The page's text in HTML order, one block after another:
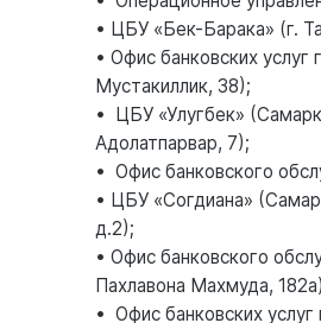
• ЦБУ «Бек-Барака» (г.
• Офис банковских
Мустакиллик, 38);
• ЦБУ «Улугбек»
Адолатпарвар, 7);
• Офис банковского
• ЦБУ «Согдиана»
д.2);
• Офис банковского
Пахлавона Махмуда,
• Офис банковских